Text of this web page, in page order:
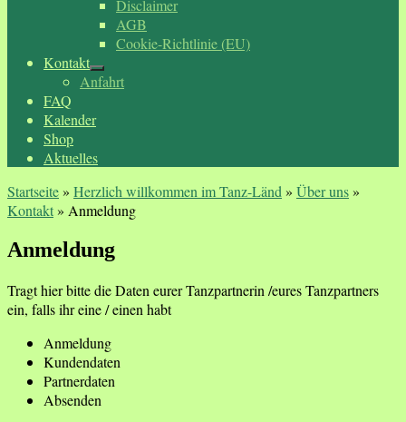
Disclaimer
AGB
Cookie-Richtlinie (EU)
Kontakt
Anfahrt
FAQ
Kalender
Shop
Aktuelles
Startseite» Herzlich willkommen im Tanz-Länd » Über uns»
Kontakt» Anmeldung
Anmeldung
Tragt hier bitte die Daten eurer Tanzpartnerin /eures Tanzpartners
ein, falls ihr eine / einen habt
Anmeldung
Kundendaten
Partnerdaten
Absenden